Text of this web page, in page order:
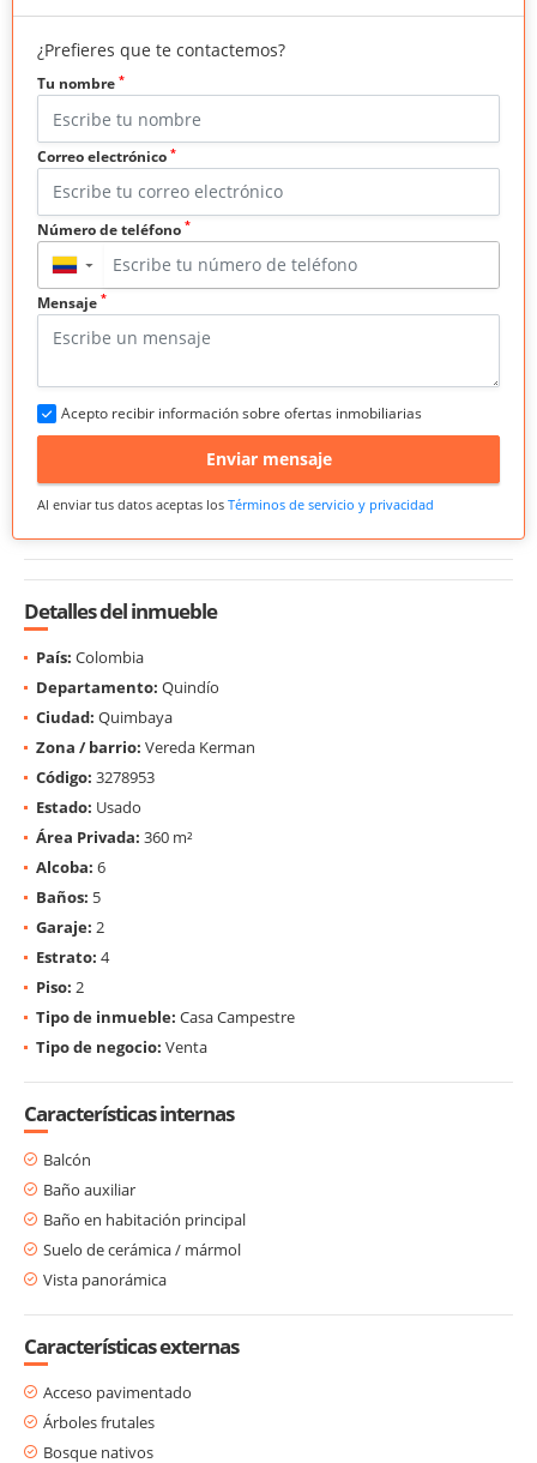
¿Prefieres que te contactemos?
Tu nombre *
Correo electrónico *
Número de teléfono *
▼
Mensaje *
Acepto recibir información sobre ofertas inmobiliarias
Enviar mensaje
Al enviar tus datos aceptas los Términos de servicio y privacidad
Detalles del inmueble
País: Colombia
Departamento: Quindío
Ciudad: Quimbaya
Zona / barrio: Vereda Kerman
Código: 3278953
Estado: Usado
Área Privada: 360 m²
Alcoba: 6
Baños: 5
Garaje: 2
Estrato: 4
Piso: 2
Tipo de inmueble: Casa Campestre
Tipo de negocio: Venta
Características internas
Balcón
Baño auxiliar
Baño en habitación principal
Suelo de cerámica / mármol
Vista panorámica
Características externas
Acceso pavimentado
Árboles frutales
Bosque nativos